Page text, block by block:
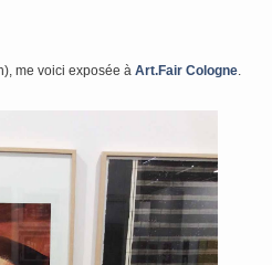
me voici exposée à Art.Fair Cologne.